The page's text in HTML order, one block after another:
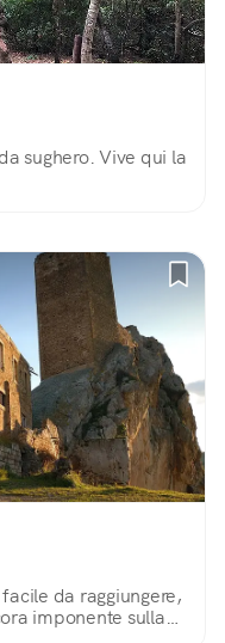
sughero. Vive qui la
da raggiungere,
imponente sulla